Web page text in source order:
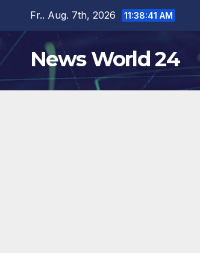
springen
Fr.. Aug. 7th, 2026 11:38:42 AM
News World 24